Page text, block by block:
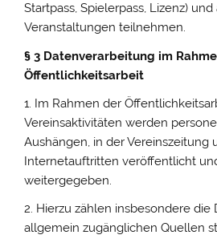
Startpass, Spielerpass, Lizenz)
Veranstaltungen teilnehmen.
§ 3 Datenverarbeitung im
Öffentlichkeitsarbeit
1. Im Rahmen der
Vereinsaktivitäten werden
Aushängen, in der Vereinszeitung
Internetauftritten veröffentlicht
weitergegeben.
2. Hierzu zählen insbesondere die
allgemein zugänglichen Quellen